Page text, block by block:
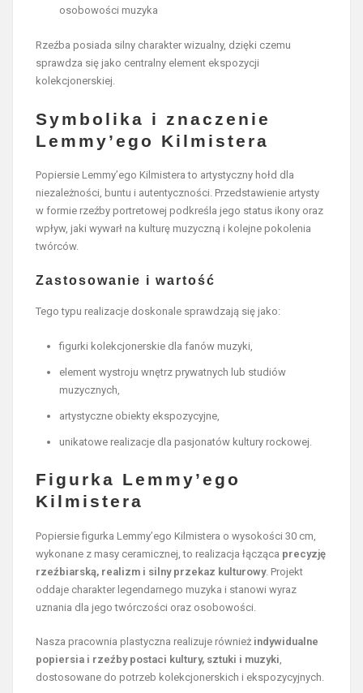
osobowości muzyka
Rzeźba posiada silny charakter wizualny, dzięki czemu
sprawdza się jako centralny element ekspozycji
kolekcjonerskiej.
Symbolika i znaczenie
Lemmy’ego Kilmistera
Popiersie Lemmy’ego Kilmistera to artystyczny hołd dla
niezależności, buntu i autentyczności. Przedstawienie artysty
w formie rzeźby portretowej podkreśla jego status ikony oraz
wpływ, jaki wywarł na kulturę muzyczną i kolejne pokolenia
twórców.
Zastosowanie i wartość
Tego typu realizacje doskonale sprawdzają się jako:
figurki kolekcjonerskie dla fanów muzyki,
element wystroju wnętrz prywatnych lub studiów
muzycznych,
artystyczne obiekty ekspozycyjne,
unikatowe realizacje dla pasjonatów kultury rockowej.
Figurka Lemmy’ego
Kilmistera
Popiersie figurka Lemmy’ego Kilmistera o wysokości 30 cm,
wykonane z masy ceramicznej, to realizacja łącząca precyzję
rzeźbiarską, realizm i silny przekaz kulturowy. Projekt
oddaje charakter legendarnego muzyka i stanowi wyraz
uznania dla jego twórczości oraz osobowości.
Nasza pracownia plastyczna realizuje również indywidualne
popiersia i rzeźby postaci kultury, sztuki i muzyki
dostosowane do potrzeb kolekcjonerskich i ekspozycyjnych.